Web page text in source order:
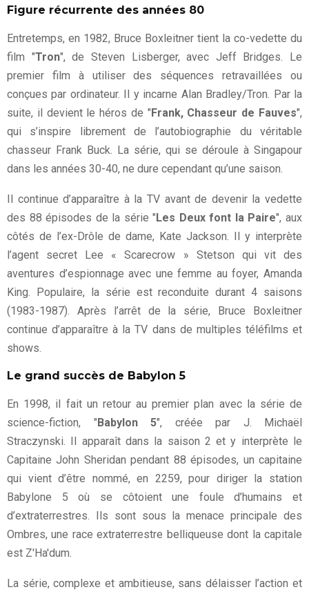
Figure récurrente des années 80
Entretemps, en 1982, Bruce Boxleitner tient la co-vedette du
film "Tron", de Steven Lisberger, avec Jeff Bridges. Le
premier film à utiliser des séquences retravaillées ou
conçues par ordinateur. Il y incarne Alan Bradley/Tron. Par la
suite, il devient le héros de "Frank, Chasseur de Fauves",
qui s’inspire librement de l’autobiographie du véritable
chasseur Frank Buck. La série, qui se déroule à Singapour
dans les années 30-40, ne dure cependant qu’une saison.
Il continue d’apparaître à la TV avant de devenir la vedette
des 88 épisodes de la série "Les Deux font la Paire", aux
côtés de l’ex-Drôle de dame, Kate Jackson. Il y interprète
l’agent secret Lee « Scarecrow » Stetson qui vit des
aventures d’espionnage avec une femme au foyer, Amanda
King. Populaire, la série est reconduite durant 4 saisons
(1983-1987). Après l’arrêt de la série, Bruce Boxleitner
continue d’apparaître à la TV dans de multiples téléfilms et
shows.
Le grand succès de Babylon 5
En 1998, il fait un retour au premier plan avec la série de
science-fiction, "Babylon 5", créée par J. Michaël
Straczynski. Il apparaît dans la saison 2 et y interprète le
Capitaine John Sheridan pendant 88 épisodes, un capitaine
qui vient d’être nommé, en 2259, pour diriger la station
Babylone 5 où se côtoient une foule d’humains et
d’extraterrestres. Ils sont sous la menace principale des
Ombres, une race extraterrestre belliqueuse dont la capitale
est Z'Ha'dum.
La série, complexe et ambitieuse, sans délaisser l’action et